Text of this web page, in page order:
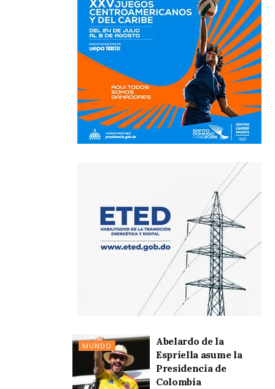
MUNDO
Abelardo de la
Espriella asume la
Presidencia de
Colombia